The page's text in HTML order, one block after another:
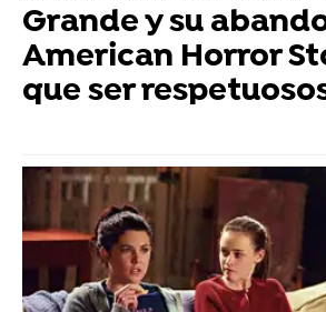
Grande y su
American Horror
que ser